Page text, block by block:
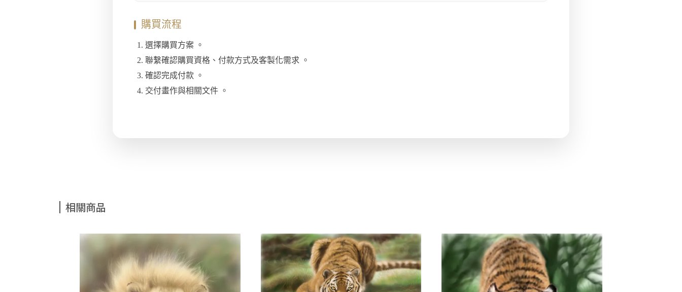
購買流程
選擇購買方案 。
聯繫確認購買資格、付款方式及客製化需求 。
確認完成付款 。
交付畫作與相關文件 。
相關商品